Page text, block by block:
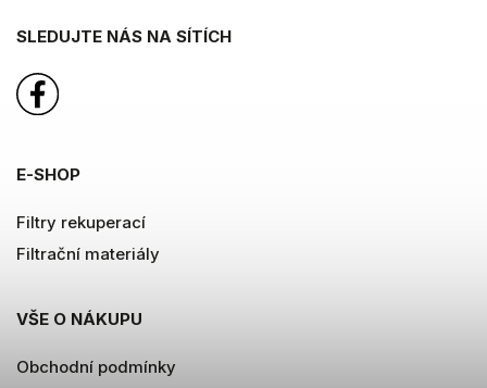
SLEDUJTE NÁS NA SÍTÍCH
E-SHOP
Filtry rekuperací
Filtrační materiály
VŠE O NÁKUPU
Obchodní podmínky